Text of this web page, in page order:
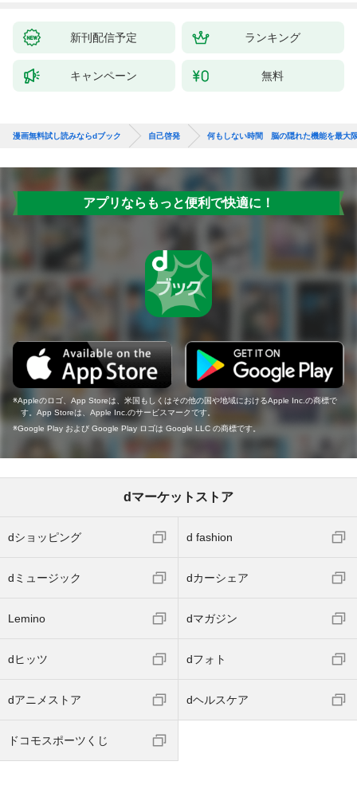
新刊配信予定 ランキング
キャンペーン 無料
漫画無料試し読みならdブック 自己啓発 何もしない時間 脳の隠れた機能を最大
アプリならもっと便利で快適に！
Appleのロゴ、App Storeは、米国もしくはその他の国や地域におけるApple Inc.の商標で
す。App Storeは、Apple Inc.のサービスマークです。
Google Play および Google Play ロゴは Google LLC の商標です。
dマーケットストア
dショッピング d fashion
dミュージック dカーシェア
Lemino dマガジン
dヒッツ dフォト
dアニメストア dヘルスケア
ドコモスポーツくじ